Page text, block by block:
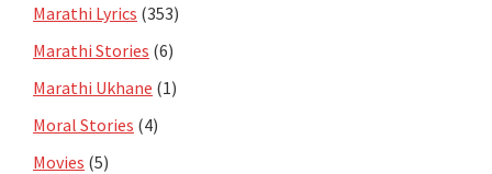
Marathi Lyrics (353)
Marathi Stories (6)
Marathi Ukhane (1)
Moral Stories (4)
Movies (5)